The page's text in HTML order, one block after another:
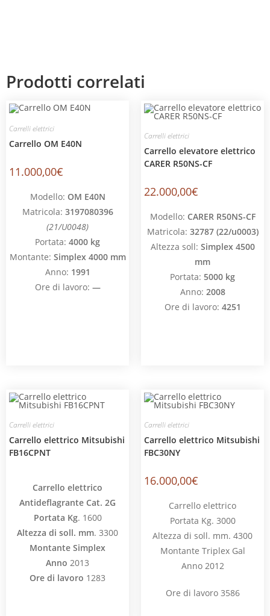
Prodotti correlati
Carrelli elettrici
Carrello OM E40N
11.000,00€
Modello: OM E40N
Matricola: 3197080396
(21/U0048)
Portata: 4000 kg
Montante: Simplex 4000 mm
Anno: 1991
Ore di lavoro: —
Carrelli elettrici
Carrello elevatore elettrico
CARER R50NS-CF
22.000,00€
Modello: CARER R50NS-CF
Matricola: 32787 (22/u0003)
Altezza soll: Simplex 4500
mm
Portata: 5000 kg
Anno: 2008
Ore di lavoro: 4251
Carrelli elettrici
Carrello elettrico Mitsubishi
FB16CPNT
Carrello elettrico
Antideflagrante Cat. 2G
Portata Kg. 1600
Altezza di soll. mm. 3300
Montante Simplex
Anno 2013
Ore di lavoro 1283
Carrelli elettrici
Carrello elettrico Mitsubishi
FBC30NY
16.000,00€
Carrello elettrico
Portata Kg. 3000
Altezza di soll. mm. 4300
Montante Triplex Gal
Anno 2012
Ore di lavoro 3586